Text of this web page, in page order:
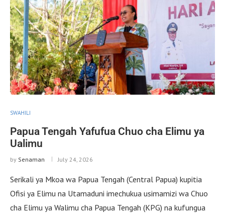
SWAHILI
Papua Tengah Yafufua Chuo cha Elimu ya
Ualimu
by Senaman July 24, 2026
Serikali ya Mkoa wa Papua Tengah (Central Papua) kupitia
Ofisi ya Elimu na Utamaduni imechukua usimamizi wa Chuo
cha Elimu ya Walimu cha Papua Tengah (KPG) na kufungua